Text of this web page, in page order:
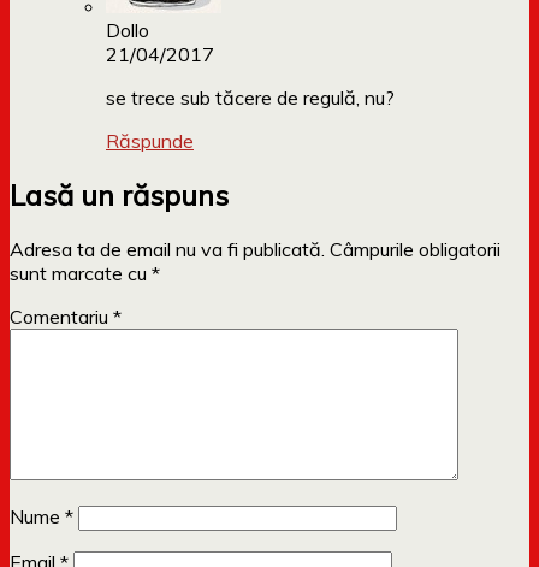
Dollo
21/04/2017
se trece sub tăcere de regulă, nu?
Răspunde
Lasă un răspuns
Adresa ta de email nu va fi publicată. Câmpurile obligatorii
sunt marcate cu *
Comentariu *
Nume *